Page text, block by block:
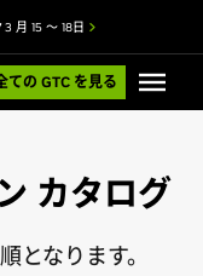
3 月 15 ～ 18日
ての GTC を見る
カタログ
となります。